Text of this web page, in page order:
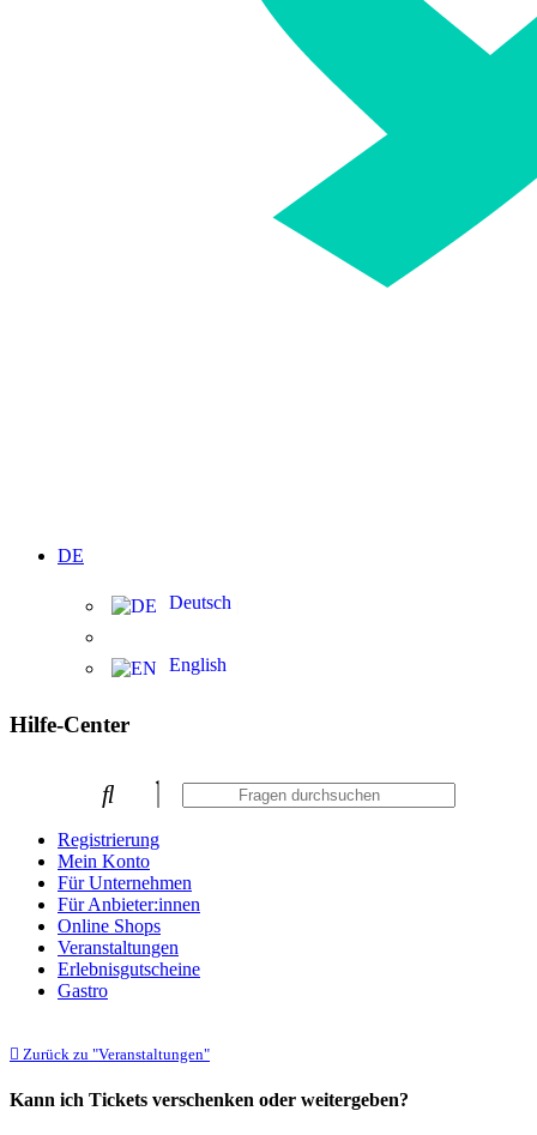
DE
Deutsch
English
Hilfe-Center
Registrierung
Mein Konto
Für Unternehmen
Für Anbieter:innen
Online Shops
Veranstaltungen
Erlebnisgutscheine
Gastro
Zurück zu "Veranstaltungen"
Kann ich Tickets verschenken oder weitergeben?